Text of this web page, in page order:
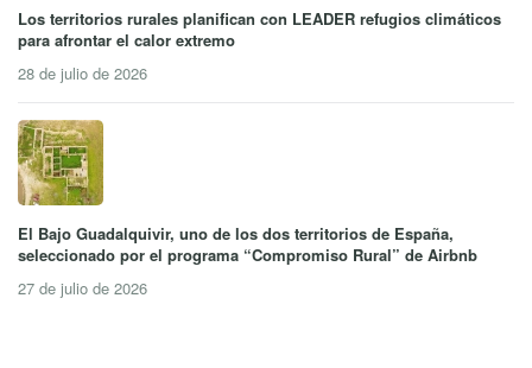
Los territorios rurales planifican con LEADER refugios climáticos
para afrontar el calor extremo
28 de julio de 2026
El Bajo Guadalquivir, uno de los dos territorios de España,
seleccionado por el programa “Compromiso Rural” de Airbnb
27 de julio de 2026